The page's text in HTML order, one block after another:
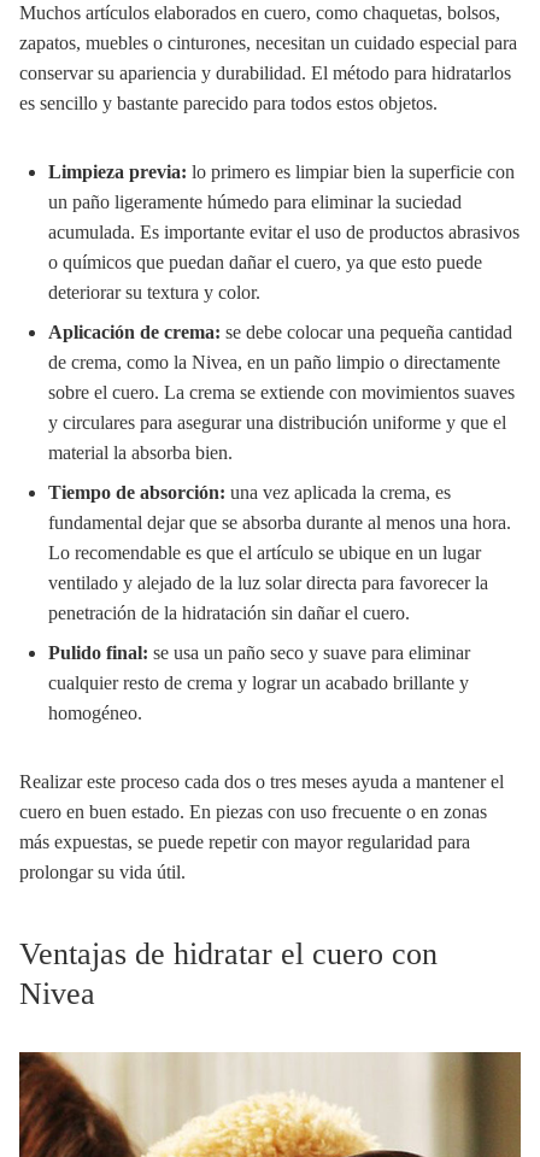
Muchos artículos elaborados en cuero, como chaquetas, bolsos,
zapatos, muebles o cinturones, necesitan un cuidado especial para
conservar su apariencia y durabilidad. El método para hidratarlos
es sencillo y bastante parecido para todos estos objetos.
Limpieza previa: lo primero es limpiar bien la superficie con
un paño ligeramente húmedo para eliminar la suciedad
acumulada. Es importante evitar el uso de productos abrasivos
o químicos que puedan dañar el cuero, ya que esto puede
deteriorar su textura y color.
Aplicación de crema: se debe colocar una pequeña cantidad
de crema, como la Nivea, en un paño limpio o directamente
sobre el cuero. La crema se extiende con movimientos suaves
y circulares para asegurar una distribución uniforme y que el
material la absorba bien.
Tiempo de absorción: una vez aplicada la crema, es
fundamental dejar que se absorba durante al menos una hora.
Lo recomendable es que el artículo se ubique en un lugar
ventilado y alejado de la luz solar directa para favorecer la
penetración de la hidratación sin dañar el cuero.
Pulido final: se usa un paño seco y suave para eliminar
cualquier resto de crema y lograr un acabado brillante y
homogéneo.
Realizar este proceso cada dos o tres meses ayuda a mantener el
cuero en buen estado. En piezas con uso frecuente o en zonas
más expuestas, se puede repetir con mayor regularidad para
prolongar su vida útil.
Ventajas de hidratar el cuero con
Nivea